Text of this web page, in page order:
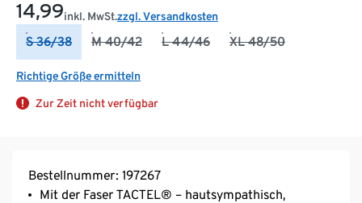
14,99inkl. MwSt.zzgl. Versandkosten
S 36/38 M 40/42 L 44/46 XL 48/50
Richtige Größe ermitteln
Zur Zeit nicht verfügbar
Bestellnummer: 197267
Mit der Faser TACTEL® – hautsympathisch,